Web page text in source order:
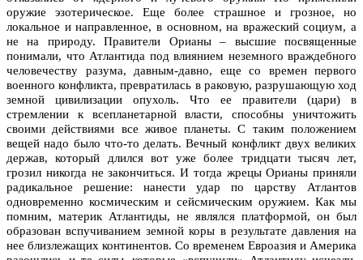
оружие эзотерическое. Еще более страшное и грозное, но
локальное и направленное, в основном, на вражеский социум, а
не на природу. Правители Орианы – высшие посвященные
понимали, что Атлантида под влиянием неземного враждебного
человечеству разума, давным‑давно, еще со времен первого
военного конфликта, превратилась в раковую, разрушающую ход
земной цивилизации опухоль. Что ее правители (цари) в
стремлении к всепланетарной власти, способны уничтожить
своими действиями все живое планеты. С таким положением
вещей надо было что-то делать. Вечный конфликт двух великих
держав, который длился вот уже более тридцати тысяч лет,
грозил никогда не закончиться. И тогда жрецы Орианы приняли
радикальное решение: нанести удар по царству Атлантов
одновременно космическим и сейсмическим оружием. Как мы
помним, материк Атлантиды, не являлся платформой, он был
образован вспучиванием земной коры в результате давления на
нее близлежащих континентов. Со временем Евроазия и Америка